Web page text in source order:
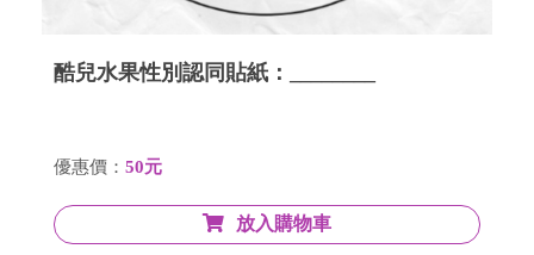
酷兒水果性別認同貼紙：________
優惠價： 50元
放入購物車